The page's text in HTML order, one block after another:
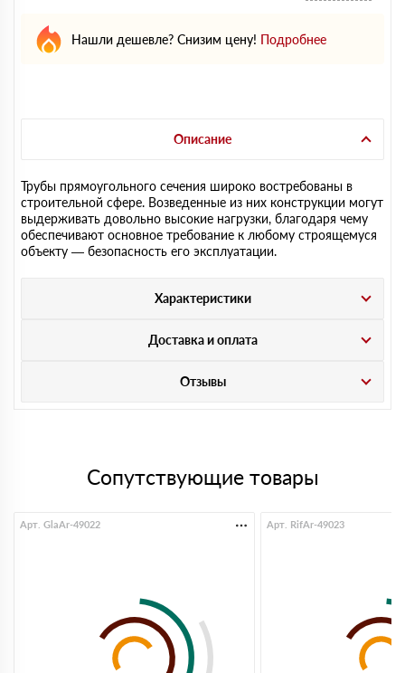
Нашли дешевле? Снизим цену! Подробнее
Описание
Трубы прямоугольного сечения широко востребованы в
строительной сфере. Возведенные из них конструкции могут
выдерживать довольно высокие нагрузки, благодаря чему
обеспечивают основное требование к любому строящемуся
объекту — безопасность его эксплуатации.
Характеристики
Доставка и оплата
Отзывы
Сопутствующие товары
Арт. GlaAr-49022 Арт. RifAr-49023